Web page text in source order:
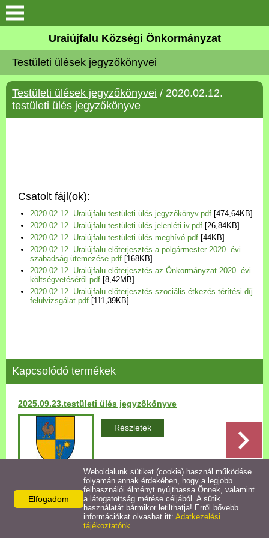
Köszöntő
Elérhetőségek
Uraiújfalu
Választási információk
Versenyképes Járások
Program
Települési Arculati
Kézikönyv
Bezerédj Amália Óvoda
Egyéb intézmények
Egyéb szolgáltatások
Egészségügyi ellátás
Uraiújfalu Sportegyesület
Uraiújfalu Községi Önkormányzat
Testületi ülések jegyzőkönyvei
Testületi ülések jegyzőkönyvei / 2020.02.12.
testületi ülés jegyzőkönyve
Csatolt fájl(ok):
2020.02.12. Uraiújfalu testületi ülés jegyzőkönyv.pdf [474,64KB]
2020.02.12. Uraiújfalu testületi ülés jelenléti iv.pdf [26,84KB]
2020.02.12. Uraiújfalu testületi ülés meghívó.pdf [44KB]
2020.02.12. Uraiújfalu előterjesztés a polgármester 2020. évi
szabadság ütemezése.pdf [168KB]
2020.02.12. Uraiújfalu előterjesztés az Önkormányzat 2020. évi
költségvetéséről.pdf [8,42MB]
2020.02.12. Uraiújfalu előterjesztés szociális étkezés térítési díj
felülvizsgálat.pdf [111,39KB]
Kapcsolódó termékek
2025.09.23.testületi ülés jegyzőkönyve
Részletek
Vissza az előző oldalra!
Elfogadom
Weboldalunk sütiket (cookie) használ működése
folyamán annak érdekében, hogy a legjobb
felhasználói élményt nyújthassa Önnek, valamint
a látogatottság mérése céljából. A sütik
használatát bármikor letilthatja! Erről bővebb
információkat olvashat itt: Adatkezelési
tájékoztatónk